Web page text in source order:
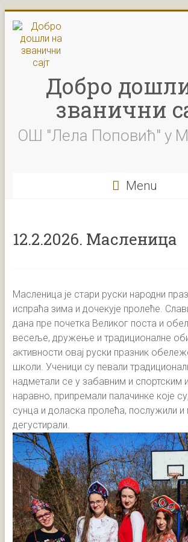
to
content
Добро
званични
ОШ "Лела Поповић" у
Menu
12.2.2026. Масленица
Масленица је стари руски народни
испраћа зима и дочекује пролеће.
дана пре почетка Великог поста и
весеље, дружење и традиционалне
активности овај руски празник
школи. Ученици су певали
надметали се у забавним и спортским
наравно, припремали палачинке које
сунца и доласка пролећа, послужили
дегустирали.